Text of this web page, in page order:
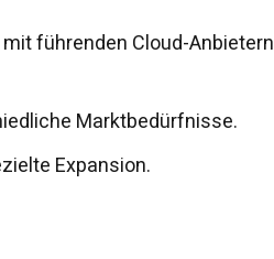
führenden Cloud-Anbietern
Marktbedürfnisse.
Expansion.